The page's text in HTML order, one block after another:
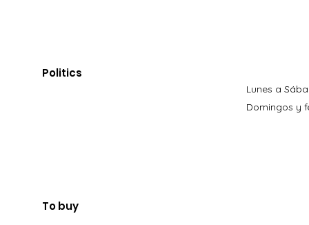
Politics
To buy
Lunes a
Domingos y